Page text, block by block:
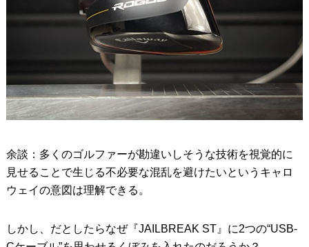
余談：多くのゴルファーが勘違いしそうな技術を視覚的に
見せることで生じる不必要な混乱を避けたいというキャロ
ウェイの意図は理解できる。
しかし、だとしたらなぜ『JAILBREAK ST』に2つの“USB-